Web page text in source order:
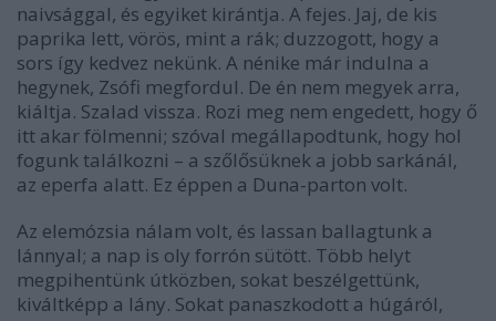
naivsággal, és egyiket kirántja. A fejes. Jaj, de kis
paprika lett, vörös, mint a rák; duzzogott, hogy a
sors így kedvez nekünk. A nénike már indulna a
hegynek, Zsófi megfordul. De én nem megyek arra,
kiáltja. Szalad vissza. Rozi meg nem engedett, hogy ő
itt akar fölmenni; szóval megállapodtunk, hogy hol
fogunk találkozni – a szőlősüknek a jobb sarkánál,
az eperfa alatt. Ez éppen a Duna-parton volt.
Az elemózsia nálam volt, és lassan ballagtunk a
lánnyal; a nap is oly forrón sütött. Több helyt
megpihentünk útközben, sokat beszélgettünk,
kiváltképp a lány. Sokat panaszkodott a húgáról,